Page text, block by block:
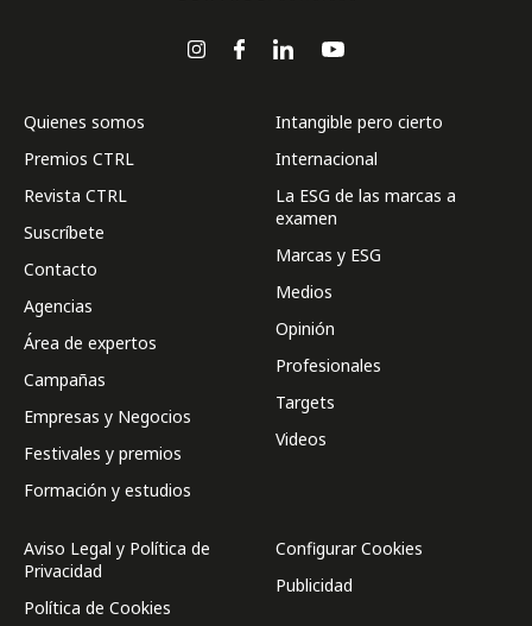
Quienes somos
Premios CTRL
Revista CTRL
Suscríbete
Contacto
Agencias
Área de expertos
Campañas
Empresas y Negocios
Festivales y premios
Formación y estudios
Intangible pero cierto
Internacional
La ESG de las marcas a
examen
Marcas y ESG
Medios
Opinión
Profesionales
Targets
Videos
Aviso Legal y Política de
Privacidad
Política de Cookies
Configurar Cookies
Publicidad